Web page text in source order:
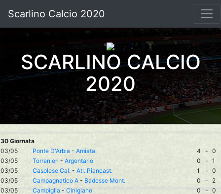
Scarlino Calcio 2020
SCARLINO CALCIO
2020
30 Giornata
03/05
Ponte D'Arbia - Amiata 4 - 0
03/05
Torrenieri - Argentario 0 - 1
03/05
Casolese Cal. - Atl. Piancast. 1 - 0
03/05
Campagnatico A - Badesse Mont. 0 -
2
03/05
Campiglia - Cinigiano 0 - 0